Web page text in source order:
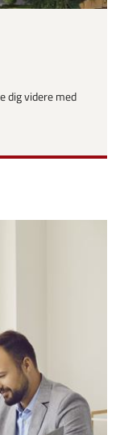
dig videre med